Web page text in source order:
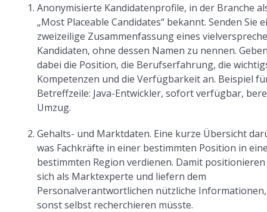
Anonymisierte Kandidatenprofile, in der Branche
„Most Placeable Candidates“ bekannt. Senden Sie
zweizeilige Zusammenfassung eines
Kandidaten, ohne dessen Namen zu nennen.
dabei die Position, die Berufserfahrung, die
Kompetenzen und die Verfügbarkeit an. Beispiel
Betreffzeile: Java-Entwickler, sofort verfügbar,
Umzug.
Gehalts- und Marktdaten. Eine kurze Übersicht
was Fachkräfte in einer bestimmten Position in
bestimmten Region verdienen. Damit positionieren
sich als Marktexperte und liefern dem
Personalverantwortlichen nützliche
sonst selbst recherchieren müsste.